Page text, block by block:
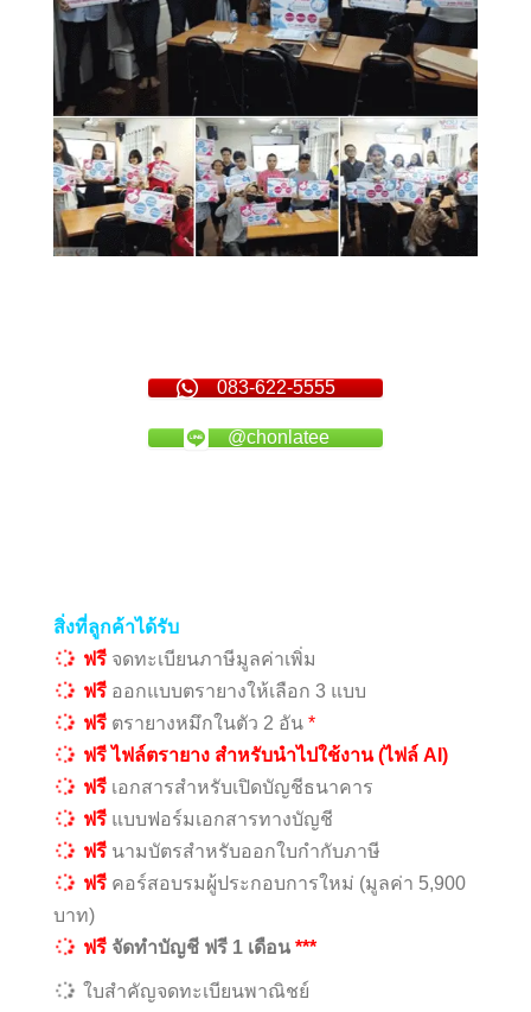
083-622-5555
@chonlatee
สิ่งที่ลูกค้าได้รับ
ฟรีจดทะเบียนภาษีมูลค่าเพิ่ม
ฟรีออกแบบตรายางให้เลือก 3 แบบ
ฟรีตรายางหมึกในตัว 2 อัน *
ฟรี ไฟล์ตรายาง สำหรับนำไปใช้งาน (ไฟล์ AI)
ฟรีเอกสารสำหรับเปิดบัญชีธนาคาร
ฟรีแบบฟอร์มเอกสารทางบัญชี
ฟรีนามบัตรสำหรับออกใบกำกับภาษี
ฟรีคอร์สอบรมผู้ประกอบการใหม่ (มูลค่า 5,900
บาท)
ฟรี จัดทำบัญชี ฟรี 1 เดือน ***
ใบสำคัญจดทะเบียนพาณิชย์